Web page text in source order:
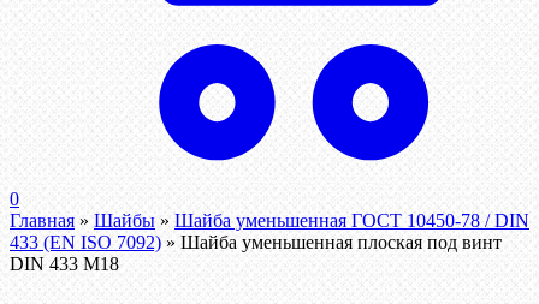
0
Главная » Шайбы » Шайба уменьшенная ГОСТ 10450-78 / DIN
433 (EN ISO 7092) » Шайба уменьшенная плоская под винт
DIN 433 М18